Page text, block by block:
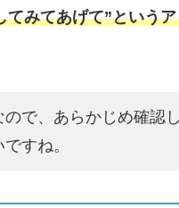
てみてあげて”という
で、あらかじめ確認
すね。